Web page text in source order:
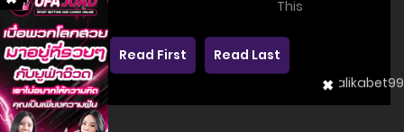
This
Read First Read Last